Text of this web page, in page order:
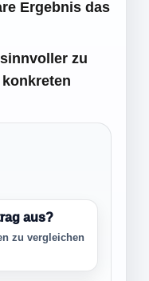
Ergebnis das
zu
aus?
zu vergleichen